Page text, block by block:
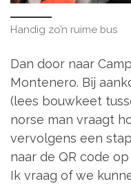
Handig zo’n ruime bus
Dan door naar
Montenero. Bij
(lees bouwkeet
norse man vraagt
vervolgens een
naar de QR code
Ik vraag of we